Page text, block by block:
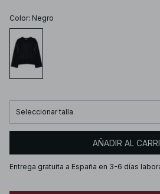
Color: Negro
Seleccionar talla
AÑADIR AL
Entrega gratuita a España en 3-6 días